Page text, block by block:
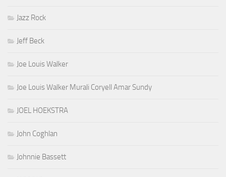
Jazz Rock
Jeff Beck
Joe Louis Walker
Joe Louis Walker Murali Coryell Amar Sundy
JOEL HOEKSTRA
John Coghlan
Johnnie Bassett